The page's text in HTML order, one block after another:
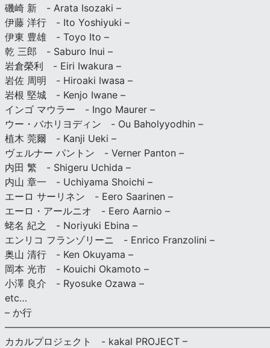
磯崎 新 - Arata Isozaki –
伊藤 洋行 - Ito Yoshiyuki –
伊東 豊雄 - Toyo Ito –
乾 三郎 - Saburo Inui –
岩倉榮利 - Eiri Iwakura –
岩佐 周明 - Hiroaki Iwasa –
岩根 堅城 - Kenjo Iwane –
インゴ マウラー - Ingo Maurer –
ウー・バホリヨディン - Ou Baholyyodhin –
植木 莞爾 - Kanji Ueki –
ヴェルナー パントン - Verner Panton –
内田 繁 - Shigeru Uchida –
内山 章一 - Uchiyama Shoichi –
エーロ サーリネン - Eero Saarinen –
エーロ・アールニオ - Eero Aarnio –
蛯名 紀之 - Noriyuki Ebina –
エンリコ フランゾリーニ - Enrico Franzolini –
奥山 清行 - Ken Okuyama –
岡本 光市 - Kouichi Okamoto –
小澤 良介 - Ryosuke Ozawa –
etc…
– か行
カカルプロジェクト - kakal PROJECT –